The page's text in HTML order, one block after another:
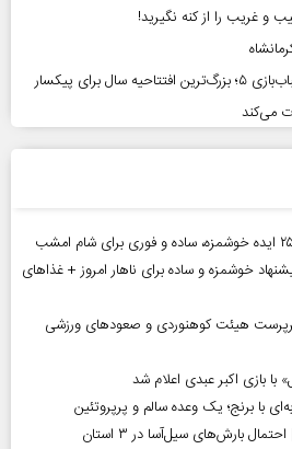
و غریب را از کنه نگیرید!
برای پیکسار
می‌کند
چی درست کنم؟ | ۲۰ پیشنهاد خوشمزه و ساده برای ناهار امروز + غذاهای
هیئت کوهنوردی و صعودهای ورزشی
بازی اکبر عبدی اعلام شد
با برنج؛ یک وعده سالم و پرپروتئین